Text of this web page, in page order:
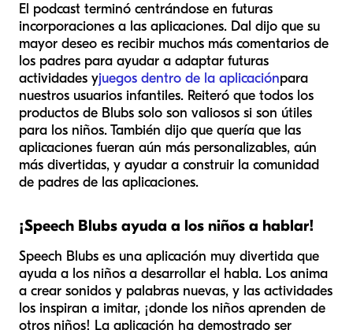
El podcast terminó centrándose en futuras
incorporaciones a las aplicaciones. Dal dijo que su
mayor deseo es recibir muchos más comentarios de
los padres para ayudar a adaptar futuras
actividades yjuegos dentro de la aplicaciónpara
nuestros usuarios infantiles. Reiteró que todos los
productos de Blubs solo son valiosos si son útiles
para los niños. También dijo que quería que las
aplicaciones fueran aún más personalizables, aún
más divertidas, y ayudar a construir la comunidad
de padres de las aplicaciones.
¡Speech Blubs ayuda a los niños a hablar!
Speech Blubs es una aplicación muy divertida que
ayuda a los niños a desarrollar el habla. Los anima
a crear sonidos y palabras nuevas, y las actividades
los inspiran a imitar, ¡donde los niños aprenden de
otros niños! La aplicación ha demostrado ser